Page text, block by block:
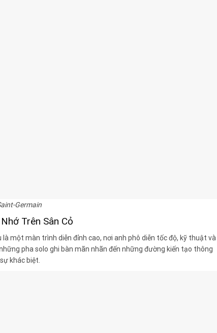
Germain
Trên Sân Cỏ
là một màn trình diễn đỉnh cao, nơi anh phô diễn tốc độ, kỹ thuật và
pha solo ghi bàn mãn nhãn đến những đường kiến tạo thông
khác biệt.